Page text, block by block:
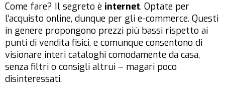
Come fare? Il segreto è internet. Optate per
l’acquisto online, dunque per gli e-commerce. Questi
in genere propongono prezzi più bassi rispetto ai
punti di vendita fisici, e comunque consentono di
visionare interi cataloghi comodamente da casa,
senza filtri o consigli altrui – magari poco
disinteressati.